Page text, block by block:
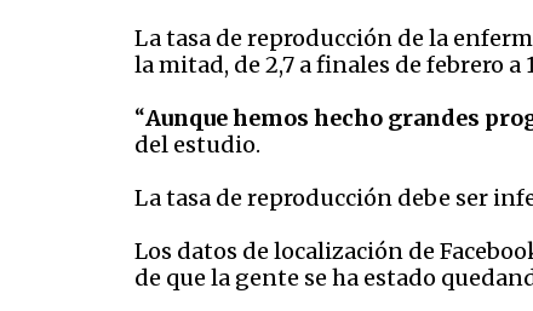
La tasa de reproducción de la
la mitad, de 2,7 a finales de febrero a
“Aunque hemos hecho grandes
del estudio.
La tasa de reproducción debe ser
Los datos de localización de
de que la gente se ha estado